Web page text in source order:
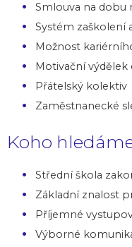
Smlouva na dobu
Systém zaškolení
Možnost
Motivační
Přátelský kolektiv
Zaměstnanecké
Koho
Střední škola
Základní znalost
Příjemné
Výborné